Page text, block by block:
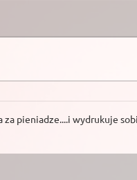
pieniadze....i wydrukuje